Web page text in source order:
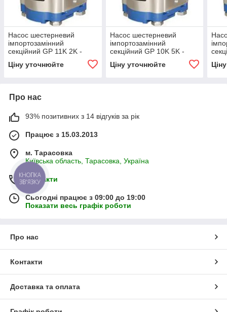
Насос шестерневий
імпортозамінний
секційний GP 11K 2K -
Ціну уточнюйте
Насос шестерневий
імпортозамінний
секційний GP 10K 5K -
Ціну уточнюйте
Про нас
93% позитивних з 14 відгуків за рік
Працює з 15.03.2013
м. Тарасовка
Київська область, Тарасовка, Україна
Контакти
Сьогодні працює з 09:00 до 19:00
Показати весь графік роботи
Про нас
Контакти
Доставка та оплата
КНОПКА
ЗВ'ЯЗКУ